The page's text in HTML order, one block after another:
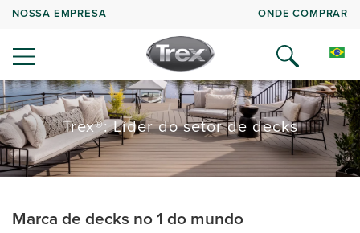
NOSSA EMPRESA ONDE COMPRAR
Trex®: Líder do setor de decks
Marca de decks no 1 do mundo